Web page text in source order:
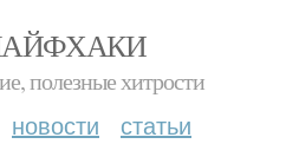
полезные хитрости
новости статьи